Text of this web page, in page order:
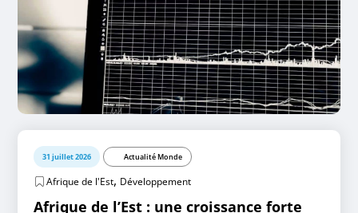
31 juillet 2026 Actualité Monde
Afrique de l'Est, Développement
Afrique de l’Est : une croissance forte